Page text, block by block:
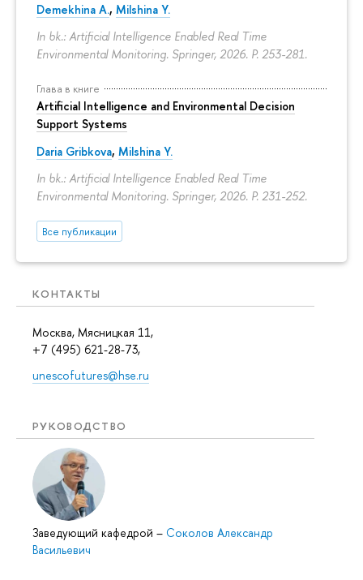
Demekhina A., Milshina Y.
In bk.: Artificial Intelligence Enabled Real Time
Environmental Monitoring. Springer, 2026. P. 253-281.
Глава в книге
Artificial Intelligence and Environmental Decision
Support Systems
Daria Gribkova, Milshina Y.
In bk.: Artificial Intelligence Enabled Real Time
Environmental Monitoring. Springer, 2026. P. 231-252.
Все публикации
КОНТАКТЫ
Москва, Мясницкая 11,
+7 (495) 621-28-73,
unescofutures@hse.ru
РУКОВОДСТВО
Заведующий кафедрой – Соколов Александр
Васильевич